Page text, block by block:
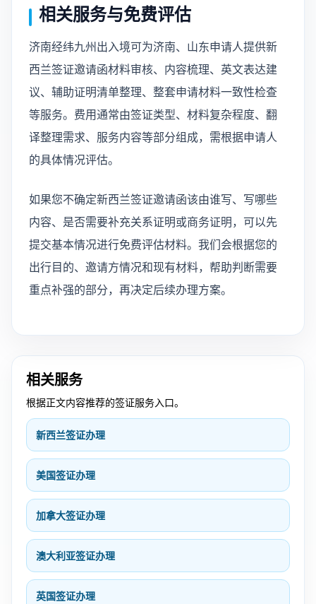
相关服务与免费评估
济南经纬九州出入境可为济南、山东申请人提供新
西兰签证邀请函材料审核、内容梳理、英文表达建
议、辅助证明清单整理、整套申请材料一致性检查
等服务。费用通常由签证类型、材料复杂程度、翻
译整理需求、服务内容等部分组成，需根据申请人
的具体情况评估。
如果您不确定新西兰签证邀请函该由谁写、写哪些
内容、是否需要补充关系证明或商务证明，可以先
提交基本情况进行免费评估材料。我们会根据您的
出行目的、邀请方情况和现有材料，帮助判断需要
重点补强的部分，再决定后续办理方案。
相关服务
根据正文内容推荐的签证服务入口。
新西兰签证办理
美国签证办理
加拿大签证办理
澳大利亚签证办理
英国签证办理